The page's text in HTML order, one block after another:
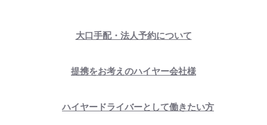
大口手配・法人予約について
提携をお考えのハイヤー会社様
ハイヤードライバーとして働きたい方